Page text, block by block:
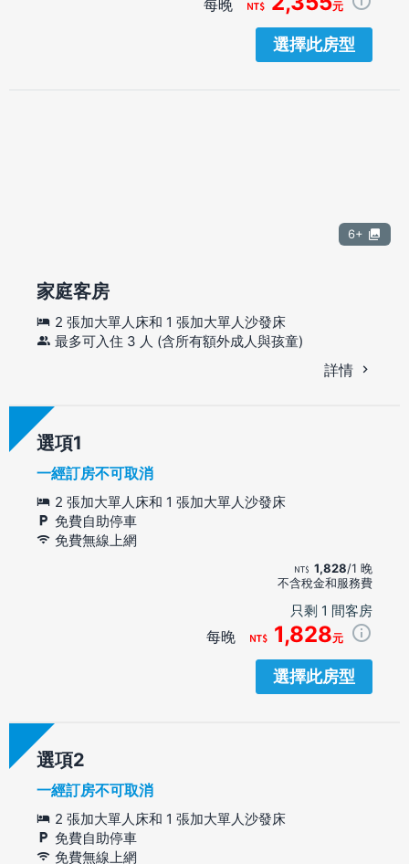
每晚 元
選擇此房型
6+
家庭客房
2 張加大單人床和 1 張加大單人沙發床
最多可入住 3 人 (含所有額外成人與孩童)
詳情
選項
一經訂房不可取消
2 張加大單人床和 1 張加大單人沙發床
免費自助停車
免費無線上網
1,828/1 晚
不含稅金和服務費
只剩 1 間客房
每晚 1,828元
選擇此房型
選項
一經訂房不可取消
2 張加大單人床和 1 張加大單人沙發床
免費自助停車
免費無線上網